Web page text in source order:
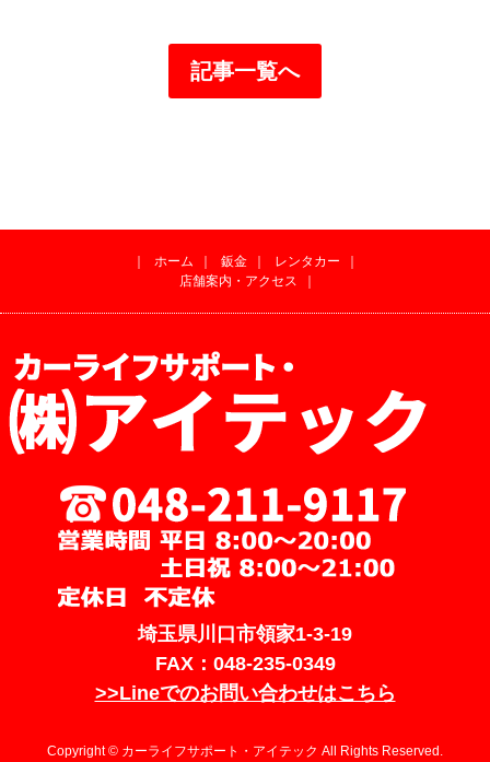
記事一覧へ
｜ ホーム ｜ 鈑金 ｜ レンタカー
｜
店舗案内・アクセス
｜
埼玉県川口市領家1-3-19
FAX：048-235-0349
>>Lineでのお問い合わせはこちら
Copyright © カーライフサポート・アイテック All Rights Reserved.